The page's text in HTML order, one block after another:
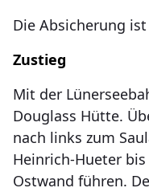
Die Absicherung
Zustieg
Mit der
Douglass Hütte.
nach links zum
Heinrich-Hueter
Ostwand führen.